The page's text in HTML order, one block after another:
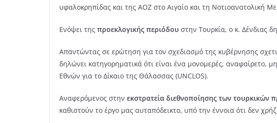
υφαλοκρηπίδας και της ΑΟΖ στο Αιγαίο και τη Νοτιοανατολική
Ενόψει της προεκλογικής περιόδου στην Τουρκία, ο κ. Δένδιας
Απαντώντας σε ερώτηση για τον σχεδιασμό της κυβέρνησης
δηλώνει κατηγορηματικά ότι είναι ένα μονομερές,
Εθνών για το Δίκαιο της Θάλασσας (UNCLOS).
Αναφερόμενος στην εκστρατεία διεθνοποίησης των τουρκικών
καθιστούν το έργο μας αυταπόδεικτο, υπό την έννοια ότι δεν